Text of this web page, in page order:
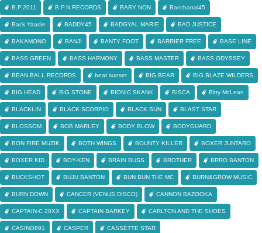
B.P.2011 B.P.N RECORDS BABY NON Bacchanal45
Back Yaadie BADDY45 BADGYAL MARIE BAD JUSTICE
BAKAMONO BANJI BANTY FOOT BARRIER FREE BASE LINE
BASS GREEN BASS HARMONY BASS MASTER BASS ODYSSEY
BEAN BALL RECORDS beat sunset BIG BEAR BIG BLAZE WILDERS
BIG HEAD BIG STONE BIONIC SKANK BISCA Bitty McLean
BLACKLIN BLACK SCORPIO BLACK SUN BLAST STAR
BLOSSOM BOB MARLEY BODY BLOW BODYGUARD
BON FIRE MUZIK BOTH WINGS BOUNTY KILLER BOXER JUNTARO
BOXER KID BOY-KEN BRAIN BUSS BROTHER BRRO BANTON
BUCKSHOT BUJU BANTON BUN BUN THE MC BURN&GROW MUSIC
BURN DOWN CANCER (VENUS DISCO) CANNON BAZOOKA
CAPTAIN-C 20XX CAPTAIN BARKEY CARLTON AND THE SHOES
CASINO891 CASPER CASSETTE STAR